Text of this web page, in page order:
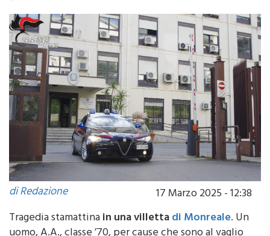
di Redazione
17 Marzo 2025 - 12:38
in una villettadi Monreale . Un
uomo, A.A., classe ’70, per cause che sono al vaglio